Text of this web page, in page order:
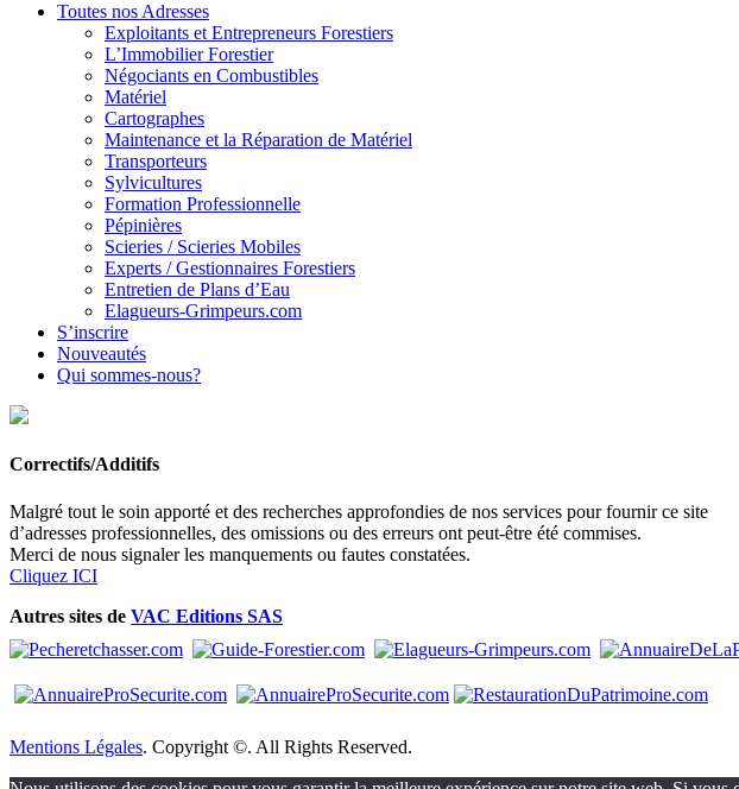
Toutes nos Adresses
Exploitants et Entrepreneurs Forestiers
L’Immobilier Forestier
Négociants en Combustibles
Matériel
Cartographes
Maintenance et la Réparation de Matériel
Transporteurs
Sylvicultures
Formation Professionnelle
Pépinières
Scieries / Scieries Mobiles
Experts / Gestionnaires Forestiers
Entretien de Plans d’Eau
Elagueurs-Grimpeurs.com
S’inscrire
Nouveautés
Qui sommes-nous?
Correctifs/Additifs
Malgré tout le soin apporté et des recherches approfondies de nos services pour fournir ce site
d’adresses professionnelles, des omissions ou des erreurs ont peut-être été commises.
Merci de nous signaler les manquements ou fautes constatées.
Cliquez ICI
Autres sites de VAC Editions SAS
Mentions Légales. Copyright ©. All Rights Reserved.